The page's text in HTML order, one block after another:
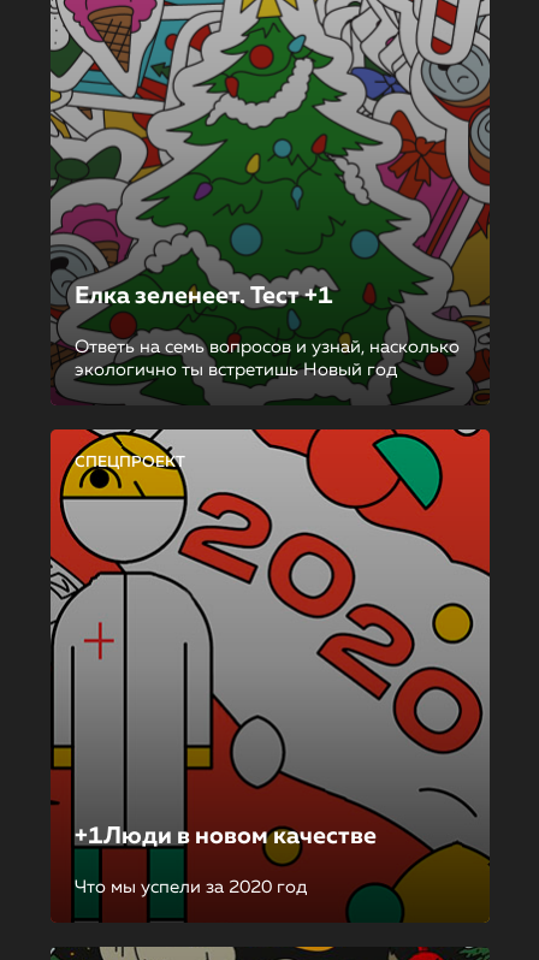
Елка зеленеет. Тест +1
Ответь на семь вопросов и узнай, насколько
экологично ты встретишь Новый год
СПЕЦПРОЕКТ
+1Люди в новом качестве
Что мы успели за 2020 год